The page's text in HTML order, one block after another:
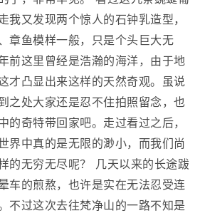
我又发现两个惊人的石钟乳造型，
章鱼模样一般，只是个头巨大无
前这里曾经是浩瀚的海洋，由于地
才凸显出来这样的天然奇观。虽说
之处大家还是忍不住拍照留念，也
的奇特带回家吧。走过看过之后，
界中真的是无限的渺小，而我们尚
的无穷无尽呢？ 几天以来的长途跋
车的煎熬，也许是实在无法忍受连
不过这次去往梵净山的一路不知是